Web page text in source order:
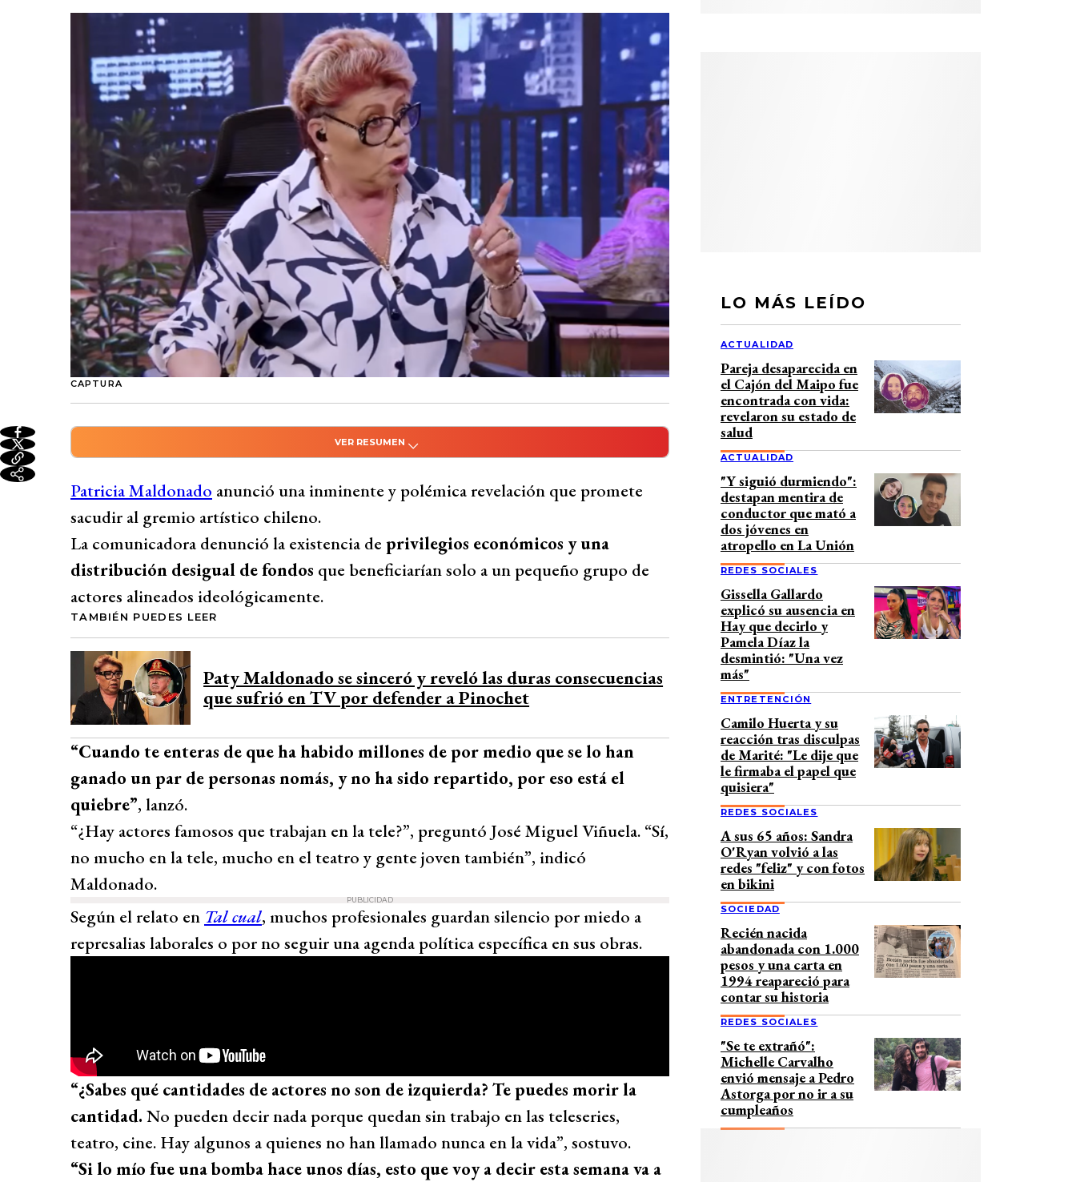
CAPTURA
VER RESUMEN
Patricia Maldonado revelará supuestos privilegios económicos y distribución desigual
de fondos en el gremio artístico chileno, acusando beneficiar a pocos actores afines
ideológicamente. Señala que muchos profesionales guardan silencio por miedo a
represalias laborales y critica la falta de oportunidades para actores no alineados
políticamente. Adelanta una impactante declaración que promete sacudir aún más al
sector, generando controversia y descontento entre los actores que no pueden
expresarse abiertamente.
Patricia Maldonado anunció una inminente y polémica revelación que promete
sacudir al gremio artístico chileno.
La comunicadora denunció la existencia de privilegios económicos y una
distribución desigual de fondos que beneficiarían solo a un pequeño grupo de
actores alineados ideológicamente.
TAMBIÉN PUEDES LEER
Paty Maldonado se sinceró y reveló las duras consecuencias
que sufrió en TV por defender a Pinochet
“Cuando te enteras de que ha habido millones de por medio que se lo han
ganado un par de personas nomás, y no ha sido repartido, por eso está el
quiebre”, lanzó.
“¿Hay actores famosos que trabajan en la tele?”, preguntó José Miguel Viñuela. “Sí,
no mucho en la tele, mucho en el teatro y gente joven también”, indicó
Maldonado.
PUBLICIDAD
Según el relato en Tal cual, muchos profesionales guardan silencio por miedo a
represalias laborales o por no seguir una agenda política específica en sus obras.
“¿Sabes qué cantidades de actores no son de izquierda? Te puedes morir la
cantidad. No pueden decir nada porque quedan sin trabajo en las teleseries,
teatro, cine. Hay algunos a quienes no han llamado nunca en la vida”, sostuvo.
“Si lo mío fue una bomba hace unos días, esto que voy a decir esta semana va a
LO MÁS LEÍDO
ACTUALIDAD
Pareja desaparecida en
el Cajón del Maipo fue
encontrada con vida:
revelaron su estado de
salud
ACTUALIDAD
"Y siguió durmiendo":
destapan mentira de
conductor que mató a
dos jóvenes en
atropello en La Unión
REDES SOCIALES
Gissella Gallardo
explicó su ausencia en
Hay que decirlo y
Pamela Díaz la
desmintió: "Una vez
más"
ENTRETENCIÓN
Camilo Huerta y su
reacción tras disculpas
de Marité: "Le dije que
le firmaba el papel que
quisiera"
REDES SOCIALES
A sus 65 años: Sandra
O'Ryan volvió a las
redes "feliz" y con fotos
en bikini
SOCIEDAD
Recién nacida
abandonada con 1.000
pesos y una carta en
1994 reapareció para
contar su historia
REDES SOCIALES
"Se te extrañó":
Michelle Carvalho
envió mensaje a Pedro
Astorga por no ir a su
cumpleaños